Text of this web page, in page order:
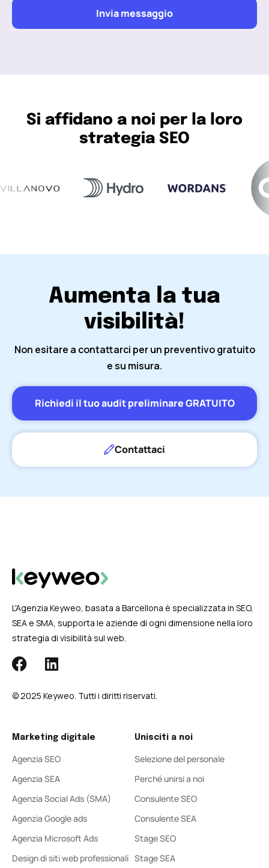
Si affidano a noi per la loro
strategia SEO
Aumenta la tua
visibilità!
Non esitare a contattarci per un preventivo gratuito
e su misura.
Richiedi il tuo audit preliminare GRATUITO
Contattaci
L'Agenzia Keyweo, basata a Barcellona è specializzata in SEO,
SEA e SMA, supporta le aziende di ogni dimensione nella loro
strategia di visibilità sul web.
© 2025 Keyweo. Tutti i diritti riservati.
Marketing digitale
Agenzia SEO
Agenzia SEA
Agenzia Social Ads (SMA)
Agenzia Google ads
Agenzia Microsoft Ads
Design di siti web professionali
Unisciti a noi
Selezione del personale
Perché unirsi a noi
Consulente SEO
Consulente SEA
Stage SEO
Stage SEA